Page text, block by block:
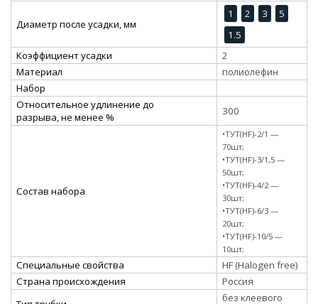
Диаметр после усадки, мм
1 2 3
5
1.5
Коэффициент усадки
2
Материал
полиолефин
Набор
Относительное удлинение до
разрыва, не менее %
300
Состав набора
•ТУТ(HF)-2/1 —
70шт;
•ТУТ(HF)-3/1,5 —
50шт;
•ТУТ(HF)-4/2 —
30шт;
•ТУТ(HF)-6/3 —
20шт;
•ТУТ(HF)-10/5 —
10шт;
Специальные свойства
HF (Halogen free)
Страна происхождения
Россия
без клеевого